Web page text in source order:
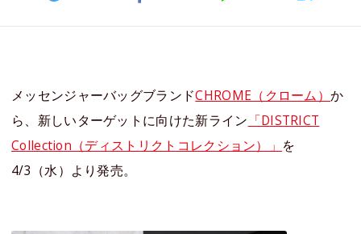
メッセンジャーバッグブランドCHROME（クローム）か
ら、新しいターゲットに向けた新ライン 「DISTRICT
Collection（ディストリクトコレクション）」 を
4/3（水）より発売。